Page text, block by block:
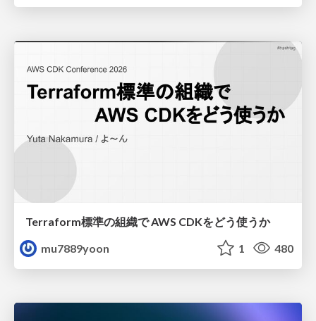
Terraform標準の組織で AWS CDKをどう使うか
mu7889yoon
1 480